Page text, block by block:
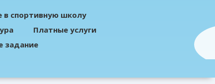
в спортивную школу
Платные услуги
задание